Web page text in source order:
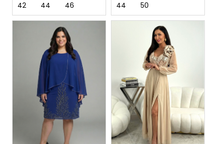
42 44 46 44 50
r
ú